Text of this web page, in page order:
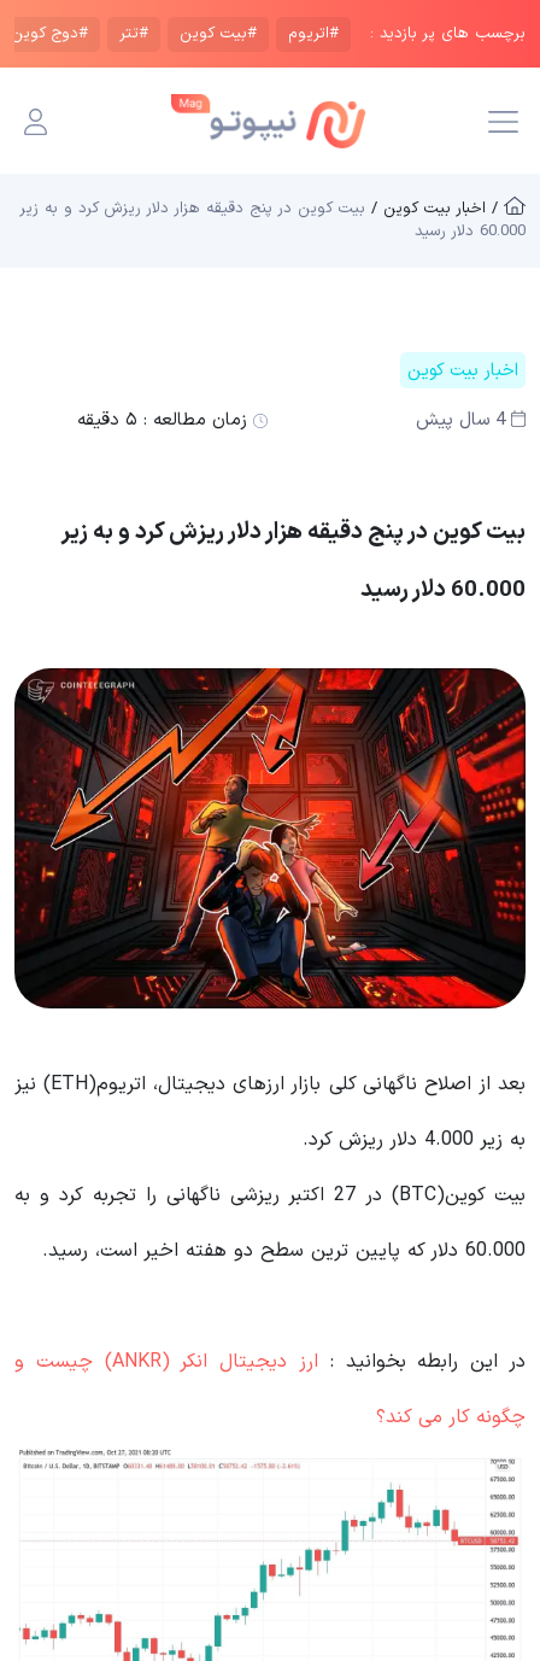
برچسب های پر بازدید : #اتریوم #بیت کوین #تتر #دوج کوین
/ اخبار بیت کوین / بیت کوین در پنج دقیقه هزار دلار ریزش کرد و به زیر
60.000 دلار رسید
اخبار بیت کوین
4 سال پیش
زمان مطالعه : ۵ دقیقه
بیت کوین در پنج دقیقه هزار دلار ریزش کرد و به زیر
60.000 دلار رسید
بعد از اصلاح ناگهانی کلی بازار ارزهای دیجیتال، اتریوم(ETH) نیز
به زیر 4.000 دلار ریزش کرد.
بیت کوین(BTC) در 27 اکتبر ریزشی ناگهانی را تجربه کرد و به
60.000 دلار که پایین ترین سطح دو هفته اخیر است، رسید.
در این رابطه بخوانید‌ :
ارز دیجیتال انکر (ANKR) چیست و
چگونه کار می کند؟